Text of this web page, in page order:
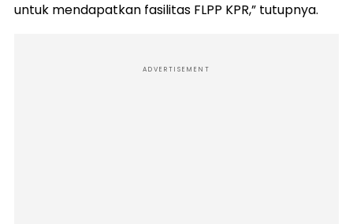
untuk mendapatkan fasilitas FLPP KPR,” tutupnya.
ADVERTISEMENT